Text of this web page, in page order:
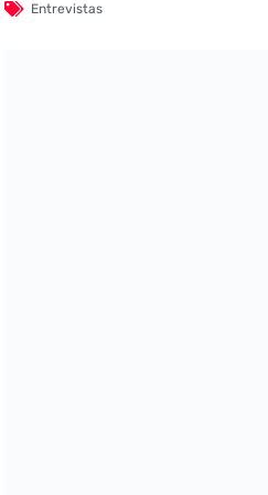
Entrevistas